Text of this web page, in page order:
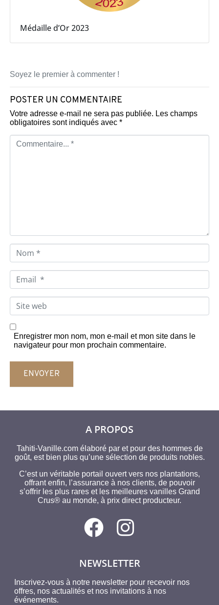
Médaille d’Or 2023
Soyez le premier à commenter !
POSTER UN COMMENTAIRE
Votre adresse e-mail ne sera pas publiée. Les champs
obligatoires sont indiqués avec *
C
.
.
*
N
m
*
E
a
i
*
S
t
e
wEnregistrer mon nom, mon e-mail et mon site dans le
navigateur pour mon prochain commentaire.
ENVOYER
A PROPOS
Tahiti-Vanille.com élaboré par et pour des hommes de
goût, est bien plus qu’une sélection de produits nobles.
C’est un véritable portail ouvert vers nos plantations,
offrant enfin, l’assurance à nos clients, de pouvoir
s’offrir les plus rares et les meilleures vanilles Grand
Crus® au monde, à prix direct producteur.
NEWSLETTER
Inscrivez-vous à notre newsletter pour recevoir nos
offres, nos actualités et nos invitations à nos
événements.